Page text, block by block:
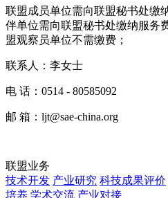
联盟成员单位需向联盟秘书处缴
伴单位需向联盟秘书处缴纳服务
盟观察员单位不需缴费；
联系人：李女士
电 话：0514 - 80585092
邮 箱：ljt@sae-china.org
联盟业务
技术开发 产业研究 科技成果评价
培养 学术交流 产业对接